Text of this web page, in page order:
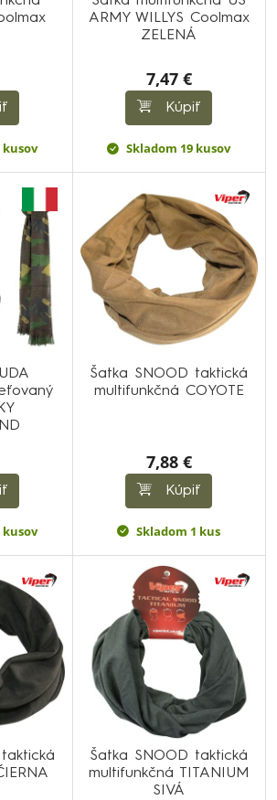
kusov
ARMY WILLYS Coolmax
ZELENÁ
7,47 €
Kúpiť
Skladom 19 kusov
kusov
Šatka SNOOD taktická
multifunkčná COYOTE
7,88 €
Kúpiť
Skladom 1 kus
Šatka SNOOD taktická
multifunkčná TITANIUM
SIVÁ